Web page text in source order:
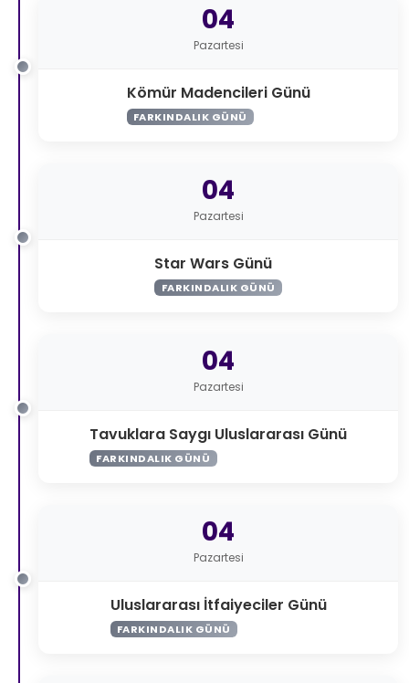
04
Pazartesi
Kömür Madencileri Günü
FARKINDALIK GÜNÜ
04
Pazartesi
Star Wars Günü
FARKINDALIK GÜNÜ
04
Pazartesi
Tavuklara Saygı Uluslararası Günü
FARKINDALIK GÜNÜ
04
Pazartesi
Uluslararası İtfaiyeciler Günü
FARKINDALIK GÜNÜ